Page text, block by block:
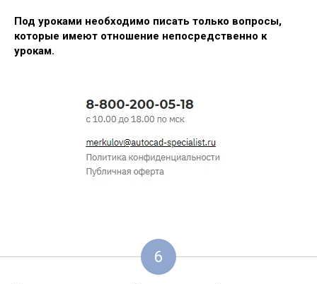
Под уроками необходимо писать только вопросы,
которые имеют отношение непосредственно к
урокам.
6